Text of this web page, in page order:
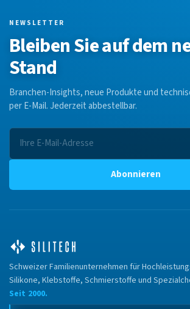
NEWSLETTER
Bleiben Sie auf dem
Stand
Branchen-Insights, neue Produkte und
per E-Mail. Jederzeit abbestellbar.
Abonnieren
Schweizer Familienunternehmen für
Silikone, Klebstoffe, Schmierstoffe und
Seit 2000.